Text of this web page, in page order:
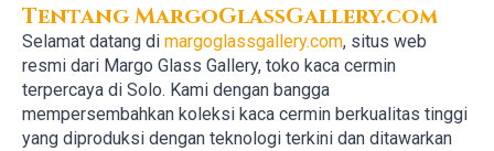
Tentang MargoGlassGallery.com
Selamat datang di margoglassgallery.com, situs web
resmi dari Margo Glass Gallery, toko kaca cermin
terpercaya di Solo. Kami dengan bangga
mempersembahkan koleksi kaca cermin berkualitas tinggi
yang diproduksi dengan teknologi terkini dan ditawarkan